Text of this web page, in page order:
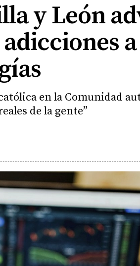
y León
en la Comunidad
de la gente”